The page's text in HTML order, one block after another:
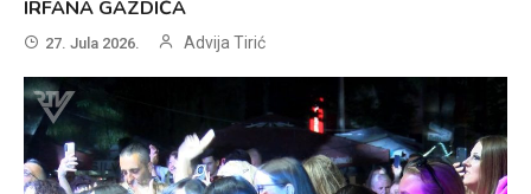
IRFANA GAZDIĆA
27. Jula 2026. Advija Tirić